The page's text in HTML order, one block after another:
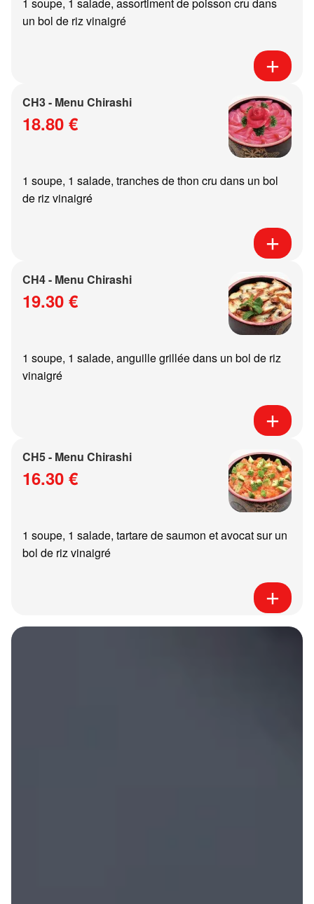
1 soupe, 1 salade, assortiment de poisson cru dans
un bol de riz vinaigré
CH3 - Menu Chirashi
18.80 €
1 soupe, 1 salade, tranches de thon cru dans un bol
de riz vinaigré
CH4 - Menu Chirashi
19.30 €
1 soupe, 1 salade, anguille grillée dans un bol de riz
vinaigré
CH5 - Menu Chirashi
16.30 €
1 soupe, 1 salade, tartare de saumon et avocat sur un
bol de riz vinaigré